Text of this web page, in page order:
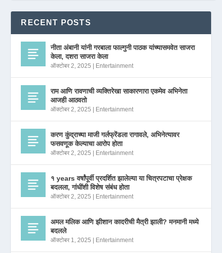
RECENT POSTS
नीता अंबानी यांनी गरबाला फाल्गुनी पाठक यांच्यासमवेत साजरा
केला, दशरा साजरा केला
ऑक्टोबर 2, 2025 Entertainment
राम आणि रावणाची व्यक्तिरेखा साकारणारा एकमेव अभिनेता
आजही आठवतो
ऑक्टोबर 2, 2025 Entertainment
करण कुंद्राच्या माजी गर्लफ्रेंडला रागावले, अभिनेत्यावर
फसवणूक केल्याचा आरोप होता
ऑक्टोबर 2, 2025 Entertainment
१ years वर्षांपूर्वी प्रदर्शित झालेल्या या चित्रपटाचा प्रेक्षक
बदलला, गांधींशी विशेष संबंध होता
ऑक्टोबर 2, 2025 Entertainment
अमल मलिक आणि झीशान कादरीची मैत्री झाली? मनमानी मध्ये
बदलले
ऑक्टोबर 1, 2025 Entertainment